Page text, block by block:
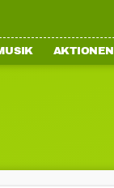
AKTIONEN